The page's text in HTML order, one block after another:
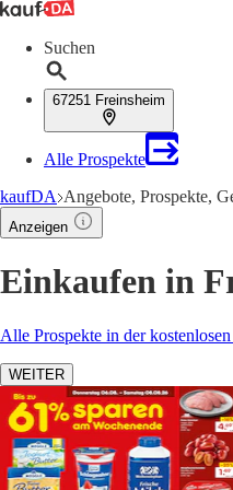
Suchen
67251 Freinsheim
Alle Prospekte
kaufDA Angebote, Prospekte,
Anzeigen
Einkaufen in
Alle Prospekte in der
WEITER